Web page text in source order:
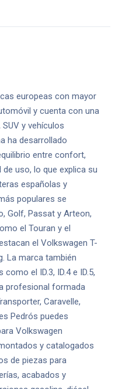
europeas con mayor
y cuenta con una
y vehículos
ha desarrollado
entre confort,
uso, lo que explica su
españolas y
populares se
Golf, Passat y Arteon,
el Touran y el
el Volkswagen T-
La marca también
el ID.3, ID.4 e ID.5,
profesional formada
Caravelle,
Pedrós puedes
Volkswagen
y catalogados
de piezas para
acabados y